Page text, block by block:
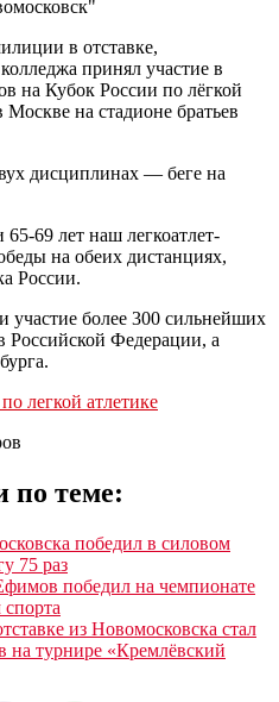
в отставке,
принял участие в
на Кубок России по лёгкой
Москве на стадионе братьев
дисциплинах — беге на
65-69 лет наш легкоатлет-
на обеих дистанциях,
России.
участие более 300 сильнейших
Российской Федерации, а
легкой атлетике
по теме:
победил в силовом
75 раз
победил на чемпионате
из Новомосковска стал
на турнире «Кремлёвский